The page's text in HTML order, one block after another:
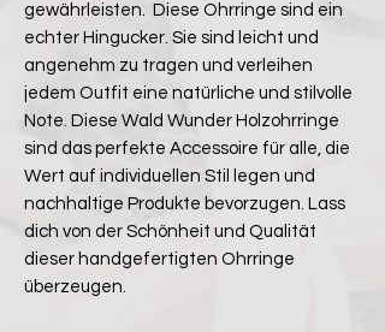
gewährleisten. Diese Ohrringe sind ein
echter Hingucker. Sie sind leicht und
angenehm zu tragen und verleihen
jedem Outfit eine natürliche und stilvolle
Note. Diese Wald Wunder Holzohrringe
sind das perfekte Accessoire für alle, die
Wert auf individuellen Stil legen und
nachhaltige Produkte bevorzugen. Lass
dich von der Schönheit und Qualität
dieser handgefertigten Ohrringe
überzeugen.